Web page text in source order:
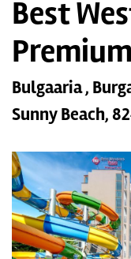
Best
Bulgaaria ,
Sunny Beach,